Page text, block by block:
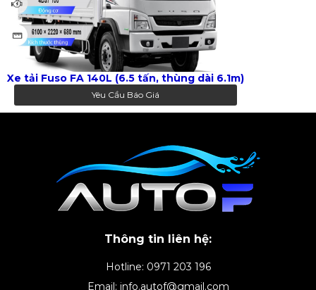
Xe tải Fuso FA 140L (6.5 tấn, thùng dài 6.1m)
Yêu Cầu Báo Giá
Thông tin liên hệ:
Hotline: 0971 203 196
Email: info.autof@gmail.com